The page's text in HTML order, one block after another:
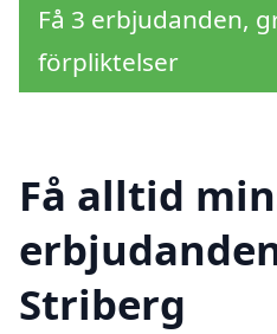
Få 3 erbjudanden,
förpliktelser
Få alltid
Striberg